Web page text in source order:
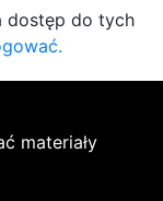
dostęp do tych
materiały